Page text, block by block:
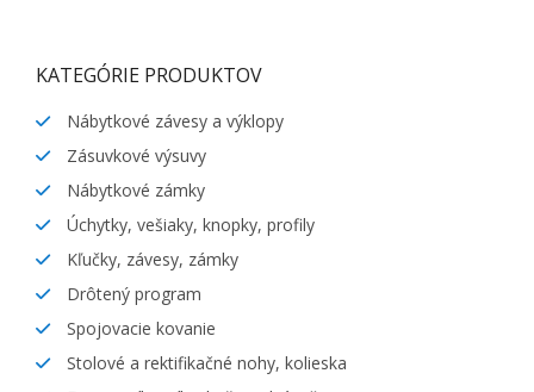
KATEGÓRIE PRODUKTOV
Nábytkové závesy a výklopy
Zásuvkové výsuvy
Nábytkové zámky
Úchytky, vešiaky, knopky, profily
Kľučky, závesy, zámky
Drôtený program
Spojovacie kovanie
Stolové a rektifikačné nohy, kolieska